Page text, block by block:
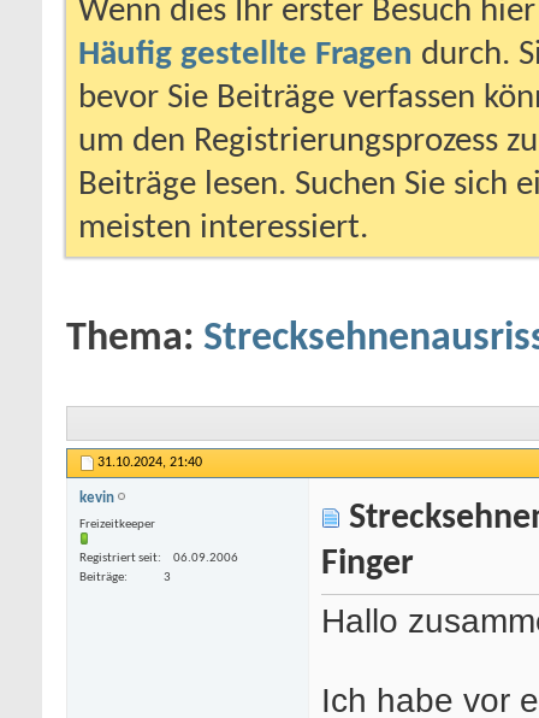
Wenn dies Ihr erster Besuch
Häufig gestellte Fragen durch.
bevor Sie Beiträge verfassen
um den Registrierungsprozess
Beiträge lesen. Suchen Sie sich
meisten interessiert.
Thema:
31.10.2024, 21:40
kevin
Freizeitkeeper
Registriert seit
06.09.2006
Beiträge
3
Finger
Hallo
Ich habe vor